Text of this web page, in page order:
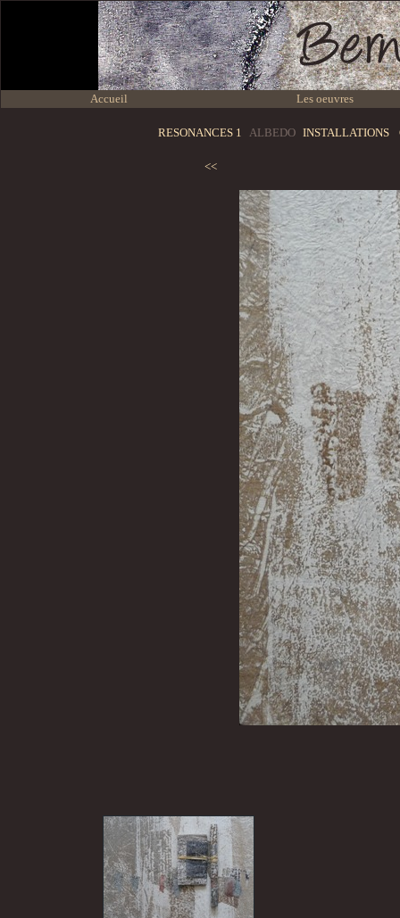
Accueil Les oeuvres
RESONANCES 1 ALBEDO INSTALLATIONS
<<